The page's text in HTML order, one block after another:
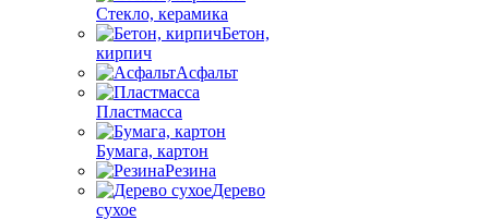
Стекло, керамика
Бетон,
кирпич
Асфальт
Пластмасса
Бумага, картон
Резина
Дерево
сухое